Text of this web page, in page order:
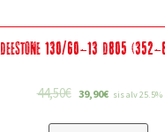
Deestone 130/60-13 D805
44,50€ 39,90€ sis alv 25.5%